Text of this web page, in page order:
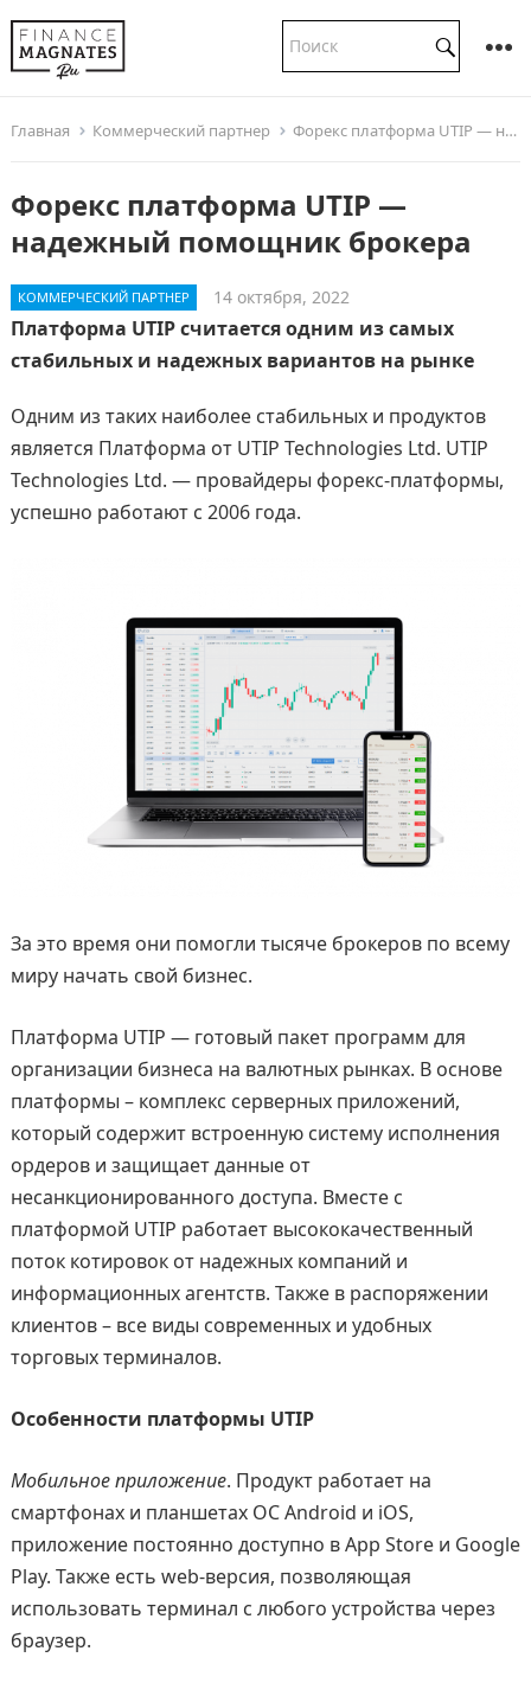
Главная Коммерческий партнер Форекс платформа UTIP — надежный помощник брокера
Форекс платформа UTIP —
надежный помощник брокера
КОММЕРЧЕСКИЙ ПАРТНЕР 14 октября, 2022
Платформа UTIP считается одним из самых
стабильных и надежных вариантов на рынке
Одним из таких наиболее стабильных и продуктов
является Платформа от UTIP Technologies Ltd. UTIP
Technologies Ltd. — провайдеры форекс-платформы,
успешно работают с 2006 года.
За это время они помогли тысяче брокеров по всему
миру начать свой бизнес.
Платформа UTIP — готовый пакет программ для
организации бизнеса на валютных рынках. В основе
платформы – комплекс серверных приложений,
который содержит встроенную систему исполнения
ордеров и защищает данные от
несанкционированного доступа. Вместе с
платформой UTIP работает высококачественный
поток котировок от надежных компаний и
информационных агентств. Также в распоряжении
клиентов – все виды современных и удобных
торговых терминалов.
Особенности платформы UTIP
Мобильное приложение. Продукт работает на
смартфонах и планшетах ОС Android и iOS,
приложение постоянно доступно в App Store и Google
Play. Также есть web-версия, позволяющая
использовать терминал с любого устройства через
браузер.